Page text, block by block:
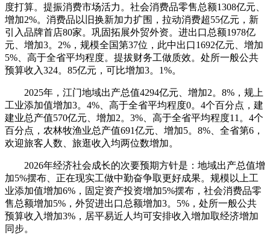
度打算。提振消费市场活力。社会消费品零售总额1308亿元、
增加2%。消费品以旧换新加力扩围，拉动消费超55亿元，新
引入品牌首店80家。巩固拓展外贸外资。进出口总额1978亿
元、增加3。2%，规模全国第37位，此中出口1692亿元、增加
5%、高于全省平均程度。提拔财务工做质效。处所一般公共
预算收入324。85亿元，可比增加3。1%。
2025年，江门地域出产总值4294亿元、增加2。8%，规上
工业添加值增加3。4%、高于全省平均程度0。4个百分点，建
建业总产值570亿元、增加2。3%、高于全省平均程度11。4个
百分点，农林牧渔业总产值691亿元、增加5。8%、全省第6，
欢迎旅客人数、旅逛收入均两位数增加。
2026年经济社会成长的次要预期方针是：地域出产总值增
加5%摆布、正在现实工做中勤奋争取更好成果。规模以上工
业添加值增加6%，固定资产投资增加5%摆布，社会消费品零
售总额增加5%，外贸进出口总额增加3。5%，处所一般公共
预算收入增加3%，居平易近人均可安排收入增加取经济增加
同步。